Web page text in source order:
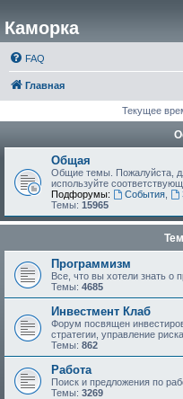
Каморка
FAQ
Главная
Текущее
Общая
Общие темы. Пожалуйста,
используйте
Подфорумы:
События,
Темы: 15965
Программизм
Все, что вы хотели знать о
Темы: 4685
Инвестмент Клаб
Форум посвящен
стратегии, управление
Темы: 862
Работа
Поиск и предложения по
Темы: 3269